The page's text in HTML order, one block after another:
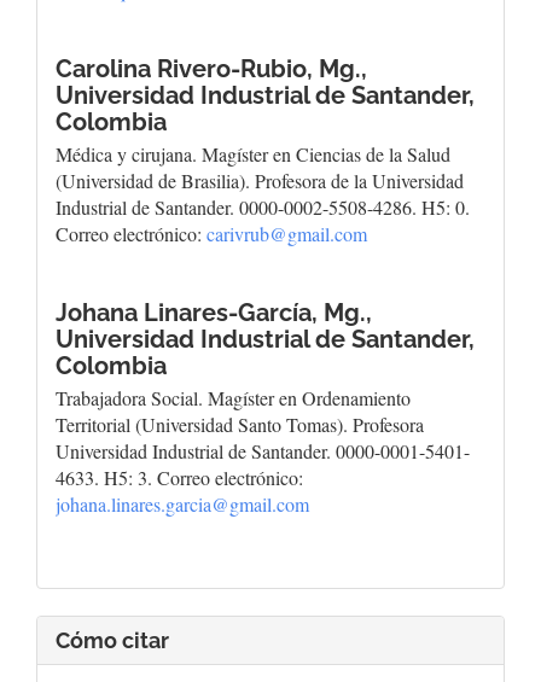
Carolina Rivero-Rubio, Mg.,
Universidad Industrial de Santander,
Colombia
Médica y cirujana. Magíster en Ciencias de la Salud
(Universidad de Brasilia). Profesora de la Universidad
Industrial de Santander. 0000-0002-5508-4286. H5: 0.
Correo electrónico: carivrub@gmail.com
Johana Linares-García, Mg.,
Universidad Industrial de Santander,
Colombia
Trabajadora Social. Magíster en Ordenamiento
Territorial (Universidad Santo Tomas). Profesora
Universidad Industrial de Santander. 0000-0001-5401-
4633. H5: 3. Correo electrónico:
johana.linares.garcia@gmail.com
Cómo citar